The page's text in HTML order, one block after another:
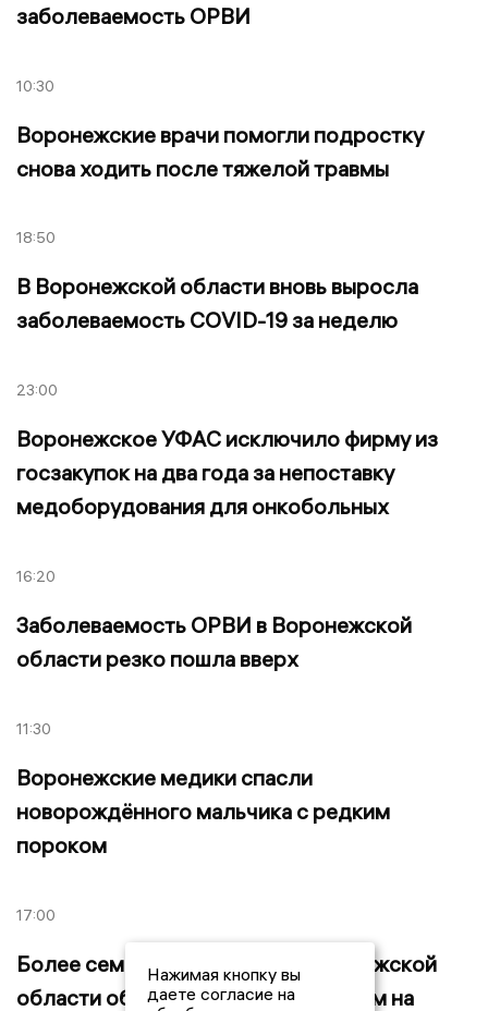
заболеваемость ОРВИ
10:30
Воронежские врачи помогли подростку
снова ходить после тяжелой травмы
18:50
В Воронежской области вновь выросла
заболеваемость COVID-19 за неделю
23:00
Воронежское УФАС исключило фирму из
госзакупок на два года за непоставку
медоборудования для онкобольных
16:20
Заболеваемость ОРВИ в Воронежской
области резко пошла вверх
11:30
Воронежские медики спасли
новорождённого мальчика с редким
пороком
17:00
Более семи тысяч жителей Воронежской
области обратились с подозрением на
Нажимая кнопку вы
даете согласие на